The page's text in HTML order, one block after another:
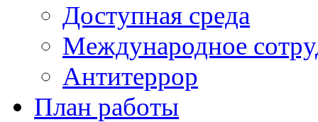
Доступная среда
Международное
Антитеррор
План работы